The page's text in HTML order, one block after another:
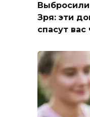
Зря: эти
спасут